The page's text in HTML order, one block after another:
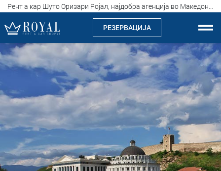
РЕЗЕРВАЦИЈА
Рент а кар Скопје
Компанија
Истакнуваме
Локации